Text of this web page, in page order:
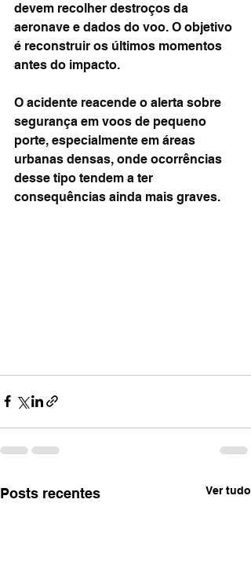
devem recolher destroços da
aeronave e dados do voo. O objetivo
é reconstruir os últimos momentos
antes do impacto.
O acidente reacende o alerta sobre
segurança em voos de pequeno
porte, especialmente em áreas
urbanas densas, onde ocorrências
desse tipo tendem a ter
consequências ainda mais graves.
Posts recentes Ver tudo